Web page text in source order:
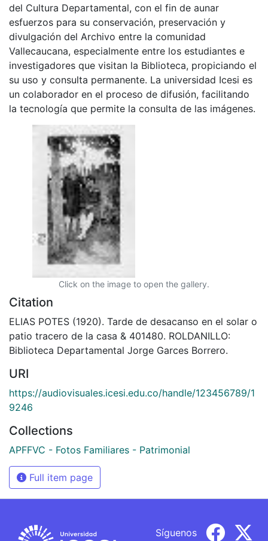
del Cultura Departamental, con el fin de aunar
esfuerzos para su conservación, preservación y
divulgación del Archivo entre la comunidad
Vallecaucana, especialmente entre los estudiantes e
investigadores que visitan la Biblioteca, propiciando el
su uso y consulta permanente. La universidad Icesi es
un colaborador en el proceso de difusión, facilitando
la tecnología que permite la consulta de las imágenes.
Click on the image to open the gallery.
Citation
ELIAS POTES (1920). Tarde de desacanso en el solar o
patio tracero de la casa & 401480. ROLDANILLO:
Biblioteca Departamental Jorge Garces Borrero.
URI
https://audiovisuales.icesi.edu.co/handle/123456789/1
9246
Collections
APFFVC - Fotos Familiares - Patrimonial
Full item page
Síguenos